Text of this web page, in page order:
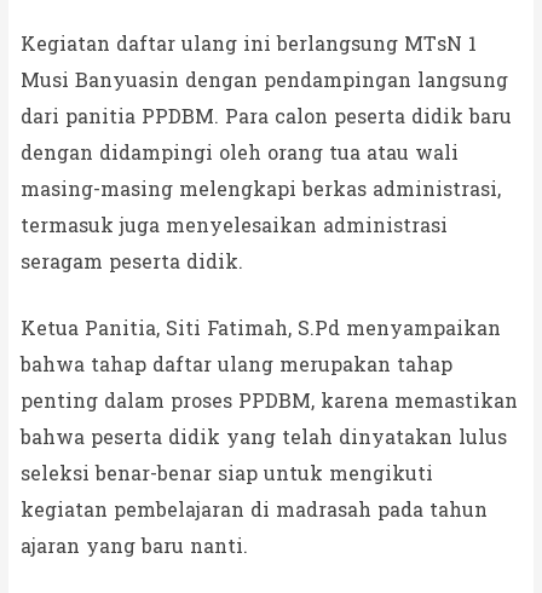
Kegiatan daftar ulang ini berlangsung MTsN 1
Musi Banyuasin dengan pendampingan langsung
dari panitia PPDBM. Para calon peserta didik baru
dengan didampingi oleh orang tua atau wali
masing-masing melengkapi berkas administrasi,
termasuk juga menyelesaikan administrasi
seragam peserta didik.
Ketua Panitia, Siti Fatimah, S.Pd menyampaikan
bahwa tahap daftar ulang merupakan tahap
penting dalam proses PPDBM, karena memastikan
bahwa peserta didik yang telah dinyatakan lulus
seleksi benar-benar siap untuk mengikuti
kegiatan pembelajaran di madrasah pada tahun
ajaran yang baru nanti.